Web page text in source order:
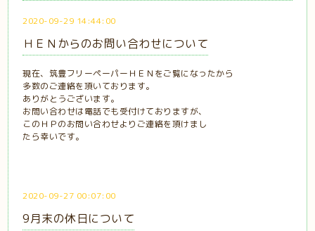
2020-09-29 14:44:00
ＨＥＮからのお問い合わせについて
現在、筑豊フリーペーパーＨＥＮをご覧になったから
多数のご連絡を頂いております。
ありがとうございます。
お問い合わせは電話でも受付けておりますが、
このＨＰのお問い合わせよりご連絡を頂けまし
たら幸いです。
2020-09-27 00:07:00
9月末の休日について